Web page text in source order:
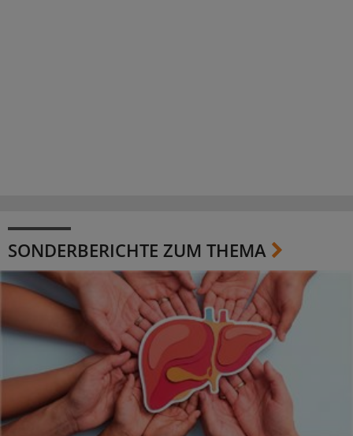
SONDERBERICHTE ZUM THEMA